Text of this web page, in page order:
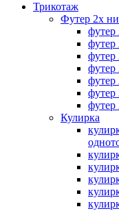
Трикотаж
Футер 2х
футер
футер
футер
футер
футер
футер
футер
Кулирка